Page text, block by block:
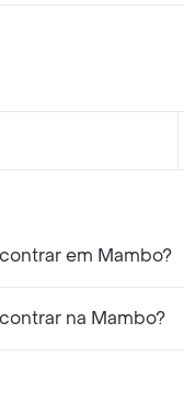
em Mambo?
na Mambo?